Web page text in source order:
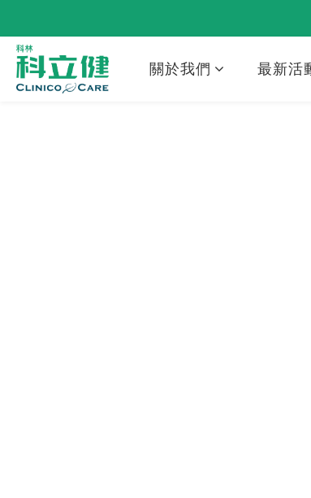
關於我們 最新活